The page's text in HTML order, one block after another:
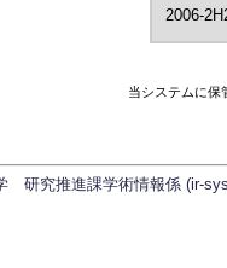
2006-
当システムに保
研究推進課学術情報係 (ir-